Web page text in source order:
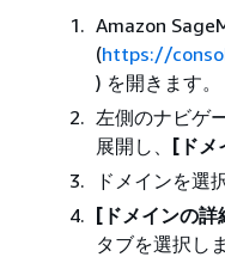
Amazon
(https://
) を開きます。
左側のナビゲ
展開し、 [ドメ
ドメインを選
[ドメインの詳
タブを選択し